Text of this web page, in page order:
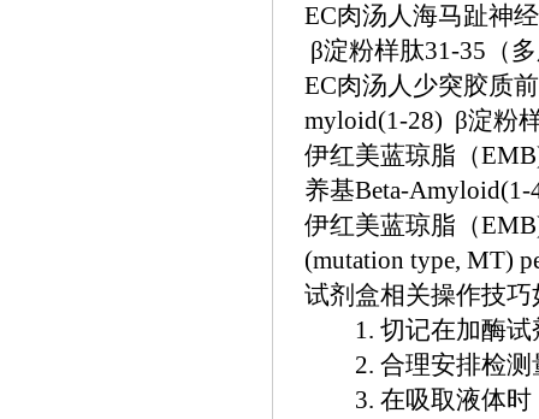
EC肉汤人海马趾神
β淀粉样肽31-35（
EC肉汤人少突胶质
myloid(1-28) β淀粉
伊红美蓝琼脂（
养基Beta-
伊红美蓝琼脂（
(mutation type, MT)
试剂盒相关操作技巧
1. 切记在加酶试
2. 合理安排检测
3. 在吸取液体时